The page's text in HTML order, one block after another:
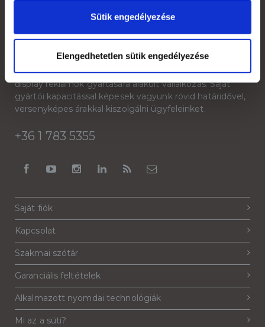
Sütik engedélyezése
Elengedhetetlen sütik engedélyezése
A Reklámeszköz.hu 2007-ben kifejezetten beltéri
display reklámok gyártására alakult vállalkozás. Saját
gyártói kapacitással képesek vagyunk rövid határidővel,
versenyképes árakkal kiszolgálni ügyfeleinket.
+36 1 783 5355
Saját fiók
Kapcsolat
Szakmai szótár
Garanciális feltételek
Alkalmazott nyomdai technológiák
Mi az a süti?